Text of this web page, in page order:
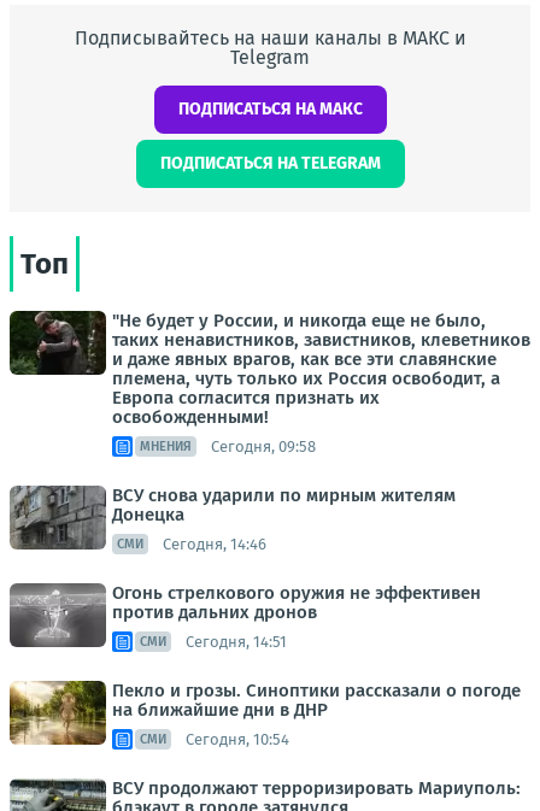
Подписывайтесь на наши каналы в МАКС и
Telegram
ПОДПИСАТЬСЯ НА МАКС
ПОДПИСАТЬСЯ НА TELEGRAM
Топ
"Не будет у России, и никогда еще не было,
таких ненавистников, завистников, клеветников
и даже явных врагов, как все эти славянские
племена, чуть только их Россия освободит, а
Европа согласится признать их
освобожденными!
МНЕНИЯ Сегодня, 09:58
ВСУ снова ударили по мирным жителям
Донецка
СМИ Сегодня, 14:46
Огонь стрелкового оружия не эффективен
против дальних дронов
СМИ Сегодня, 14:51
Пекло и грозы. Синоптики рассказали о погоде
на ближайшие дни в ДНР
СМИ Сегодня, 10:54
ВСУ продолжают терроризировать Мариуполь: